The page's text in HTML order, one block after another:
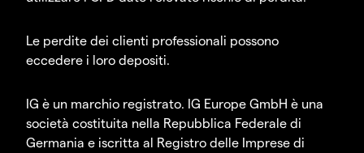
Le perdite dei clienti professionali possono
eccedere i loro depositi.
IG è un marchio registrato. IG Europe GmbH è una
società costituita nella Repubblica Federale di
Germania e iscritta al Registro delle Imprese di